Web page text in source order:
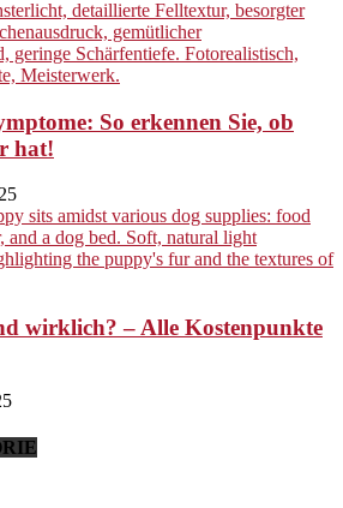
So erkennen Sie, ob
hat!
wirklich? – Alle Kostenpunkte